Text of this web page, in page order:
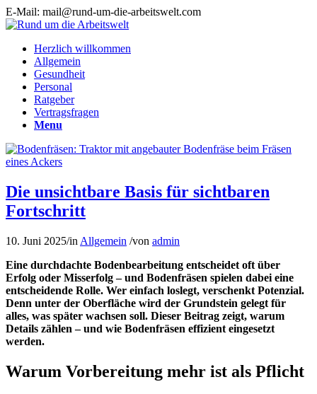
E-Mail: mail@rund-um-die-arbeitswelt.com
Herzlich willkommen
Allgemein
Gesundheit
Personal
Ratgeber
Vertragsfragen
Menu
Die unsichtbare Basis für sichtbaren
Fortschritt
10. Juni 2025/in Allgemein /von admin
Eine durchdachte Bodenbearbeitung entscheidet oft über
Erfolg oder Misserfolg – und Bodenfräsen spielen dabei eine
entscheidende Rolle. Wer einfach loslegt, verschenkt Potenzial.
Denn unter der Oberfläche wird der Grundstein gelegt für
alles, was später wachsen soll. Dieser Beitrag zeigt, warum
Details zählen – und wie Bodenfräsen effizient eingesetzt
werden.
Warum Vorbereitung mehr ist als Pflicht